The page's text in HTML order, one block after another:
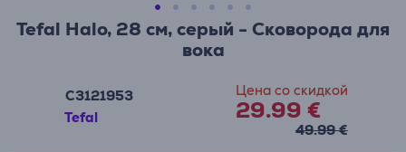
Tefal Halo, 28 см, серый - Сковорода для
вока
C3121953
Tefal
Цена со скидкой
29.99 €
49.99 €